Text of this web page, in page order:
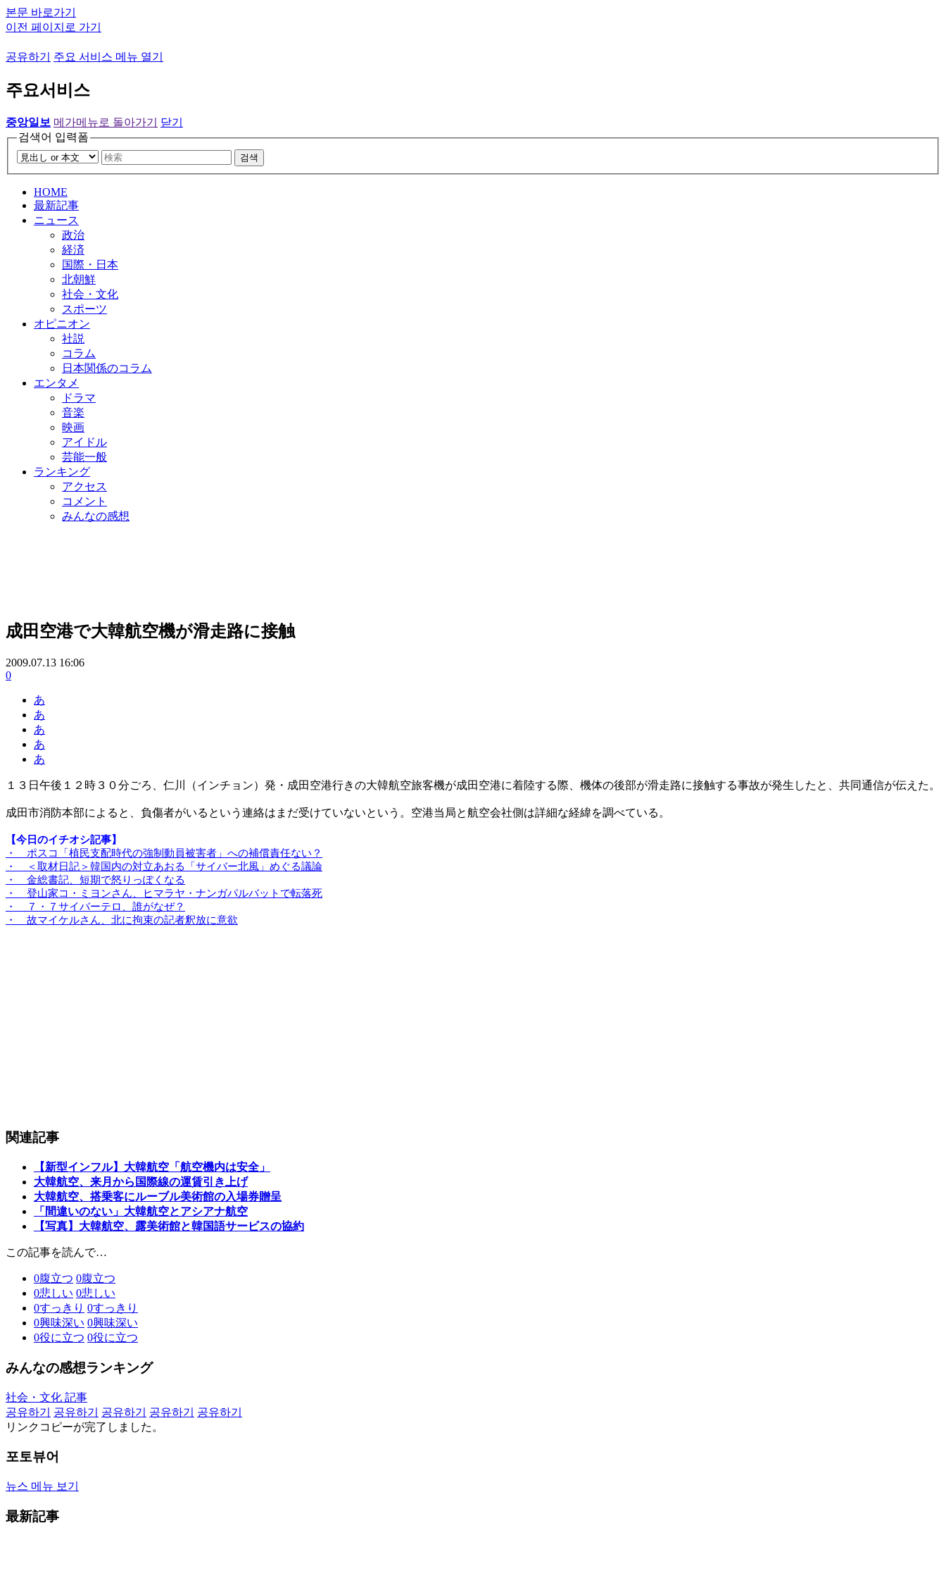
본문 바로가기
이전 페이지로 가기
공유하기 주요 서비스 메뉴 열기
주요서비스
중앙일보 메가메뉴로 돌아가기
닫기
검색어 입력폼
검색
HOME
最新記事
ニュース
政治
経済
国際・日本
北朝鮮
社会・文化
スポーツ
オピニオン
社説
コラム
日本関係のコラム
エンタメ
ドラマ
音楽
映画
アイドル
芸能一般
ランキング
アクセス
コメント
みんなの感想
成田空港で大韓航空機が滑走路に接触
2009.07.13 16:06
0
あ
あ
あ
あ
あ
１３日午後１２時３０分ごろ、仁川（インチョン）発・成田空港行きの大韓航空旅客機が成田空港に着陸する際、機体の後部が滑走路に接触する事故が発生したと、共同通信が伝えた。
成田市消防本部によると、負傷者がいるという連絡はまだ受けていないという。空港当局と航空会社側は詳細な経緯を調べている。
【今日のイチオシ記事】
・ ポスコ「植民支配時代の強制動員被害者」への補償責任ない？
・ ＜取材日記＞韓国内の対立あおる「サイバー北風」めぐる議論
・ 金総書記、短期で怒りっぽくなる
・ 登山家コ・ミヨンさん、ヒマラヤ・ナンガパルバットで転落死
・ ７・７サイバーテロ、誰がなぜ？
・ 故マイケルさん、北に拘束の記者釈放に意欲
関連記事
【新型インフル】大韓航空「航空機内は安全」
大韓航空、来月から国際線の運賃引き上げ
大韓航空、搭乗客にルーブル美術館の入場券贈呈
「間違いのない」大韓航空とアシアナ航空
【写真】大韓航空、露美術館と韓国語サービスの協約
この記事を読んで…
0腹立つ 0腹立つ
0悲しい 0悲しい
0すっきり 0すっきり
0興味深い 0興味深い
0役に立つ 0役に立つ
みんなの感想ランキング
社会・文化 記事
공유하기
공유하기 공유하기 공유하기
공유하기
リンクコピーが完了しました。
포토뷰어
뉴스 메뉴 보기
最新記事